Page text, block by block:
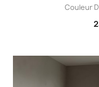
Couleur